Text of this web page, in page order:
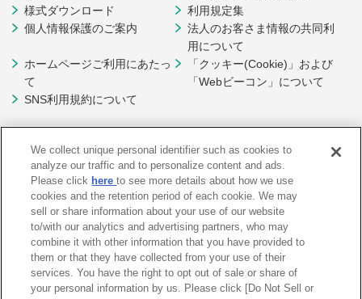
様式ダウンロード
利用規定集
個人情報保護のご案内
法人のお客さま情報の共同利
用について
ホームページご利用にあたっ
て
「クッキー(Cookie)」および
「Webビーコン」について
SNS利用規約について
We collect unique personal identifier such as cookies to
analyze our traffic and to personalize content and ads.
Please click hereto see more details about how we use
cookies and the retention period of each cookie. We may
sell or share information about your use of our website
to/with our analytics and advertising partners, who may
combine it with other information that you have provided to
them or that they have collected from your use of their
services. You have the right to opt out of sale or share of
your personal information by us. Please click [Do Not Sell or